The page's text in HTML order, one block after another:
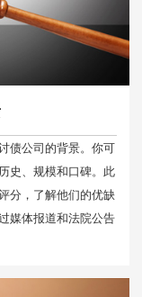
债公司的背景。你可
史、规模和口碑。此
分，了解他们的优缺
媒体报道和法院公告